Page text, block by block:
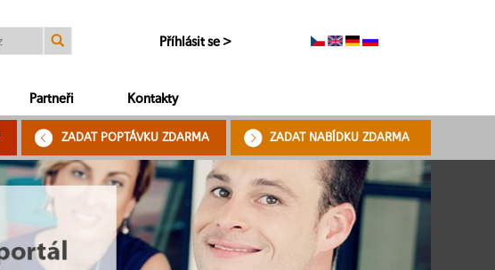
Příhlásit se >
Partneři Kontakty
ZADAT POPTÁVKU ZDARMA ZADAT NABÍDKU ZDARMA